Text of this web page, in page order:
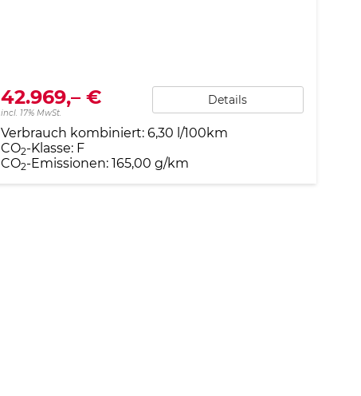
42.969,– €
incl. 17% MwSt.
Details
Verbrauch kombiniert: 6,30 l/100km
CO2-Klasse: F
CO2-Emissionen: 165,00 g/km